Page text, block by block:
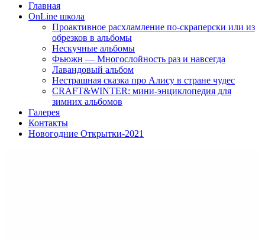
Главная
OnLine школа
Проактивное расхламление по-скраперски или из
обрезков в альбомы
Нескучные альбомы
Фьюжн — Многослойность раз и навсегда
Лавандовый альбом
Нестрашная сказка про Алису в стране чудес
CRAFT&WINTER: мини-энциклопедия для
зимних альбомов
Галерея
Контакты
Новогодние Открытки-2021